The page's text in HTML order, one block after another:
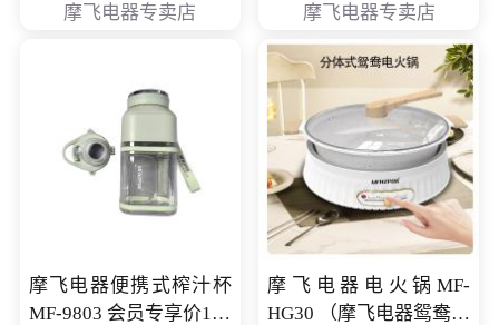
摩飞电器专卖店 摩飞电器专卖店
摩飞电器便携式榨汁杯
MF-9803 会员专享价138
摩飞电器电火锅MF-
HG30 （摩飞电器鸳鸯锅